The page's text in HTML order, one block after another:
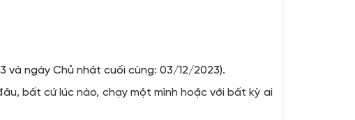
và ngày Chủ nhật cuối cùng: 03/12/2023).
bất cứ lúc nào, chạy một mình hoặc với bất kỳ ai